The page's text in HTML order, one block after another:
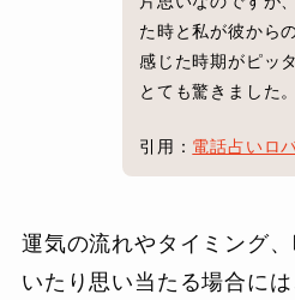
た時と私が彼から
感じた時期がピッ
とても驚きました。
引用： 電話占いロ
運気の流れやタイミング
いたり思い当たる場合に